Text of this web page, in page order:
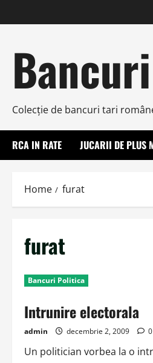
to
Colecţie de bancuri tari
RCA IN RATE JUCARII DE PLUS
Home furat
furat
Bancuri Politica
Intrunire electorala
admin decembrie 2, 2009 0
Un politician vorbea la o